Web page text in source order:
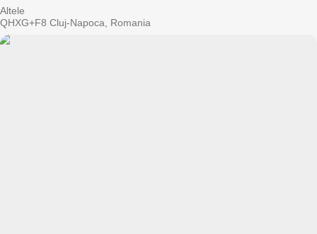
Altele
QHXG+F8 Cluj-Napoca, Romania